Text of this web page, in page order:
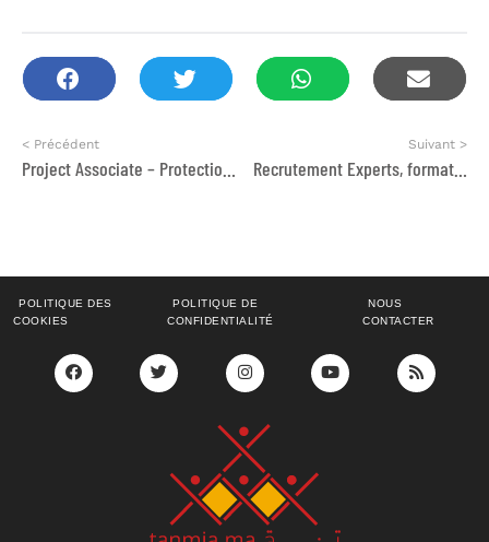
< Précédent Suivant >
Recrutement Experts, formateurs et agences dans plusieurs disciplines
POLITIQUE DES
COOKIES
POLITIQUE DE
CONFIDENTIALITÉ
NOUS
CONTACTER